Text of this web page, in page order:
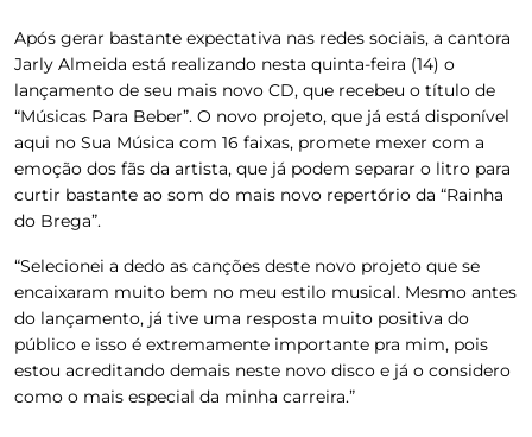
Após gerar bastante expectativa nas redes sociais, a cantora
Jarly Almeida está realizando nesta quinta-feira (14) o
lançamento de seu mais novo CD, que recebeu o título de
“Músicas Para Beber”. O novo projeto, que já está disponível
aqui no Sua Música com 16 faixas, promete mexer com a
emoção dos fãs da artista, que já podem separar o litro para
curtir bastante ao som do mais novo repertório da “Rainha
do Brega”.
“Selecionei a dedo as canções deste novo projeto que se
encaixaram muito bem no meu estilo musical. Mesmo antes
do lançamento, já tive uma resposta muito positiva do
público e isso é extremamente importante pra mim, pois
estou acreditando demais neste novo disco e já o considero
como o mais especial da minha carreira.”